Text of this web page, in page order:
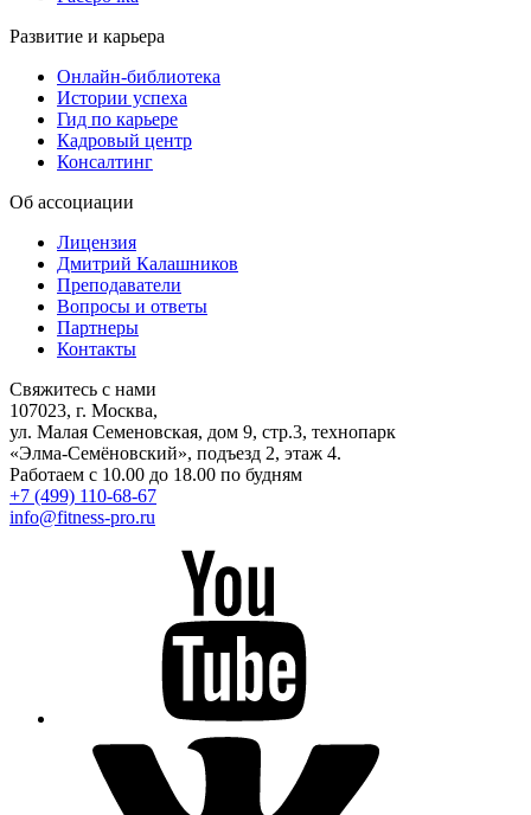
Развитие и карьера
Онлайн-библиотека
Истории успеха
Гид по карьере
Кадровый центр
Консалтинг
Об ассоциации
Лицензия
Дмитрий Калашников
Преподаватели
Вопросы и ответы
Партнеры
Контакты
Свяжитесь с нами
107023, г. Москва,
ул. Малая Семеновская, дом 9, стр.3, технопарк
«Элма-Семёновский», подъезд 2, этаж 4.
Работаем с 10.00 до 18.00 по будням
+7 (499) 110-68-67
info@fitness-pro.ru